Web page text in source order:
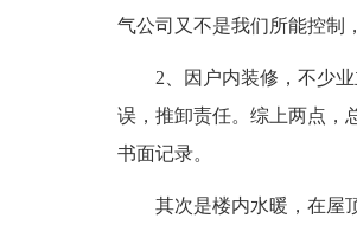
气公司又不是我们所能控制
2、因户内装修，不少业
误，推卸责任。综上两点，
书面记录。
其次是楼内水暖，在屋顶